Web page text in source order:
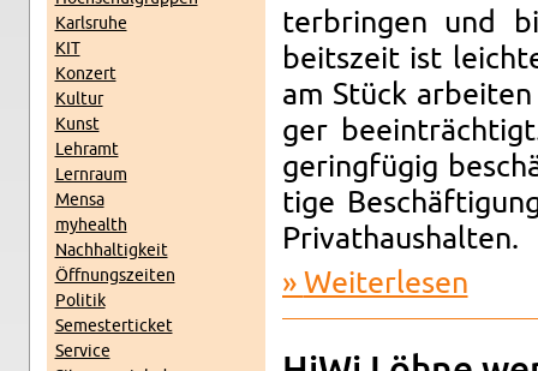
Karls­ru­he
KIT
Kon­zert
Kul­tur
Kunst
Lehr­amt
Lern­raum
Mensa
myhe­alth
Nach­hal­tig­keit
Öff­nungs­zei­ten
Po­li­tik
Se­mes­ter­ti­cket
Ser­vice
ter­brin­gen und
beits­zeit ist
am Stück
ger
ge­ring­fü­gig
ti­ge
Pri­vat­haus­hal­ten.
Wei­ter­le­sen